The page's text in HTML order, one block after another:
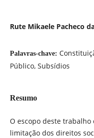
Rute Mikaele Pacheco
Palavras-chave:
Público, Subsídios
Resumo
O escopo deste
limitação dos direitos